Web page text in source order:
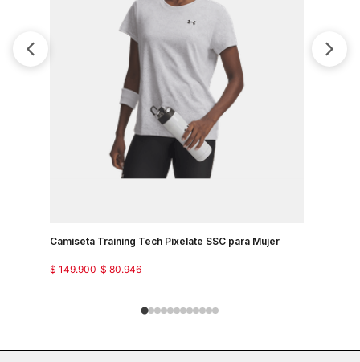
Camiseta Training Tech Pixelate SSC para Mujer
$ 80.946
$ 149.900